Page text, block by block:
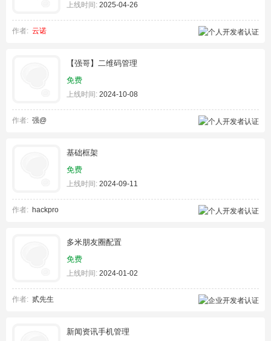
上线时间: 2025-04-26
作者: 云诺
【强哥】二维码管理
免费
上线时间: 2024-10-08
作者: 强@
基础框架
免费
上线时间: 2024-09-11
作者: hackpro
多米朋友圈配置
免费
上线时间: 2024-01-02
作者: 贰先生
新闻资讯手机管理